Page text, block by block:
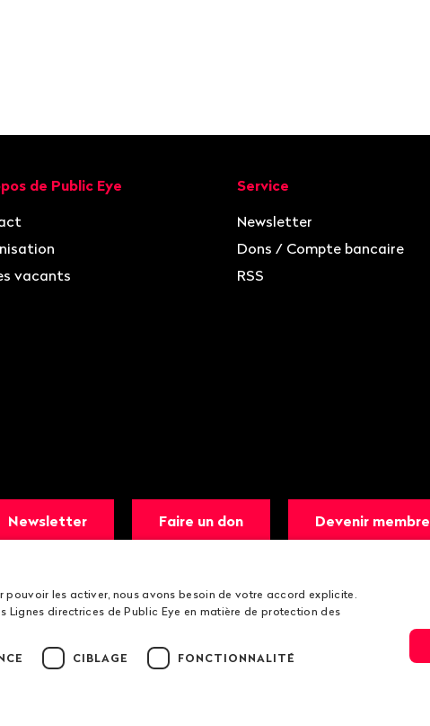
de Public Eye
vacants
Service
Newsletter
Dons / Compte bancaire
RSS
Newsletter Faire un don Devenir membre
les activer, nous avons besoin de votre accord explicite.
directrices de Public Eye en matière de protection des
CIBLAGE FONCTIONNALITÉ